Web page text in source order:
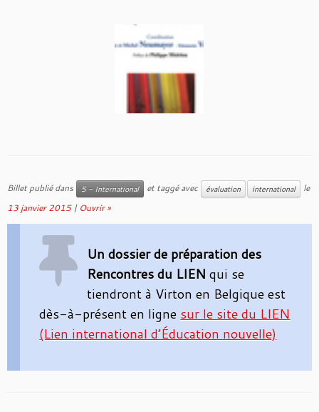
Billet publié dans 5 - International et taggé avec évaluation international
le
13 janvier 2015| Ouvrir »
Un dossier de préparation des
Rencontres du LIEN qui se
tiendront à Virton en Belgique est
dès-à-présent en ligne sur le site du LIEN
(Lien international d’Éducation nouvelle)